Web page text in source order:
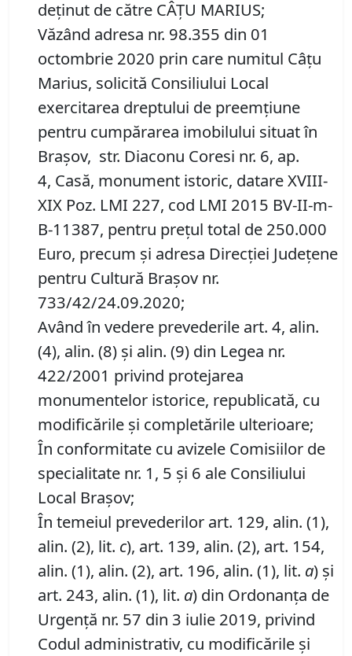
deţinut de către CÂŢU MARIUS;
Văzând adresa nr. 98.355 din 01
octombrie 2020 prin care numitul Câţu
Marius, solicită Consiliului Local
exercitarea dreptului de preemţiune
pentru cumpărarea imobilului situat în
Braşov, str. Diaconu Coresi nr. 6, ap.
4, Casă, monument istoric, datare XVIII-
XIX Poz. LMI 227, cod LMI 2015 BV-II-m-
B-11387, pentru preţul total de 250.000
Euro, precum şi adresa Direcţiei Judeţene
pentru Cultură Braşov nr.
733/42/24.09.2020;
Având în vedere prevederile art. 4, alin.
(4), alin. (8) şi alin. (9) din Legea nr.
422/2001 privind protejarea
monumentelor istorice, republicată, cu
modificările şi completările ulterioare;
În conformitate cu avizele Comisiilor de
specialitate nr. 1, 5 și 6 ale Consiliului
Local Brașov;
În temeiul prevederilor art. 129, alin. (1),
alin. (2), lit. c), art. 139, alin. (2), art. 154,
alin. (1), alin. (2), art. 196, alin. (1), lit. a) și
art. 243, alin. (1), lit. a) din Ordonanța de
Urgență nr. 57 din 3 iulie 2019, privind
Codul administrativ, cu modificările și